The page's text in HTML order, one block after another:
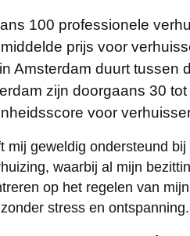
100 professionele
prijs voor
Amsterdam duurt tussen
zijn doorgaans 30
voor
mij geweldig ondersteund
waarbij al mijn
op het regelen van
stress en ontspanning.